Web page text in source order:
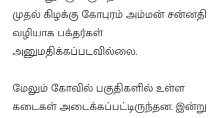
முதல் கிழக்கு கோபுரம் அம்மன் சன்னதி
வழியாக பக்தர்கள்
அனுமதிக்கப்படவில்லை.
மேலும் கோவில் பகுதிகளில் உள்ள
கடைகள் அடைக்கப்பட்டிருந்தன. இன்று